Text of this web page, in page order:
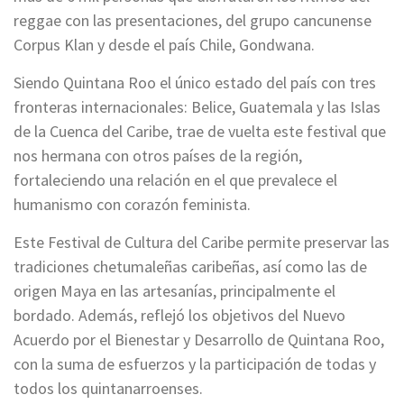
reggae con las presentaciones, del grupo cancunense
Corpus Klan y desde el país Chile, Gondwana.
Siendo Quintana Roo el único estado del país con tres
fronteras internacionales: Belice, Guatemala y las Islas
de la Cuenca del Caribe, trae de vuelta este festival que
nos hermana con otros países de la región,
fortaleciendo una relación en el que prevalece el
humanismo con corazón feminista.
Este Festival de Cultura del Caribe permite preservar las
tradiciones chetumaleñas caribeñas, así como las de
origen Maya en las artesanías, principalmente el
bordado. Además, reflejó los objetivos del Nuevo
Acuerdo por el Bienestar y Desarrollo de Quintana Roo,
con la suma de esfuerzos y la participación de todas y
todos los quintanarroenses.